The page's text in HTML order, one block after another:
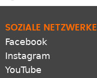
SOZIALE NETZWERKE
Facebook
Instagram
YouTube